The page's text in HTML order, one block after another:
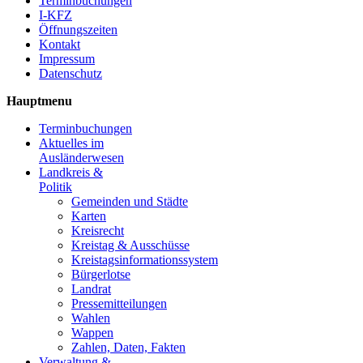
I-KFZ
Öffnungszeiten
Kontakt
Impressum
Datenschutz
Hauptmenu
Terminbuchungen
Aktuelles im
Ausländerwesen
Landkreis &
Politik
Gemeinden und Städte
Karten
Kreisrecht
Kreistag & Ausschüsse
Kreistagsinformationssystem
Bürgerlotse
Landrat
Pressemitteilungen
Wahlen
Wappen
Zahlen, Daten, Fakten